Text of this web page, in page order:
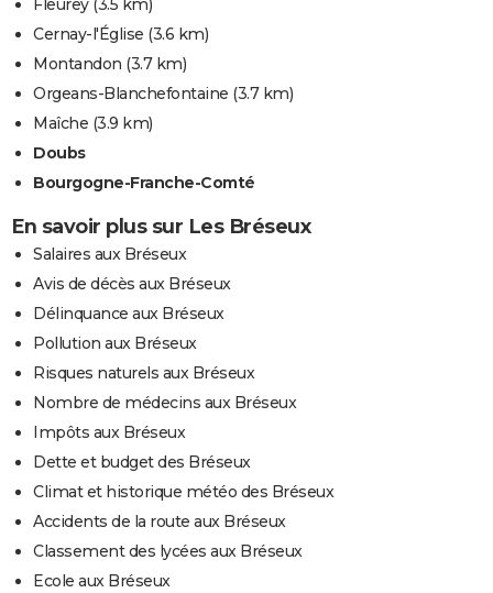
Fleurey(3.5 km)
Cernay-l'Église (3.6 km)
Montandon (3.7 km)
Orgeans-Blanchefontaine (3.7 km)
Maîche (3.9 km)
Doubs
Bourgogne-Franche-Comté
En savoir plus sur Les Bréseux
Salaires aux Bréseux
Avis de décès aux Bréseux
Délinquance aux Bréseux
Pollution aux Bréseux
Risques naturels aux Bréseux
Nombre de médecins aux Bréseux
Impôts aux Bréseux
Dette et budget des Bréseux
Climat et historique météo des Bréseux
Accidents de la route aux Bréseux
Classement des lycées aux Bréseux
Ecole aux Bréseux